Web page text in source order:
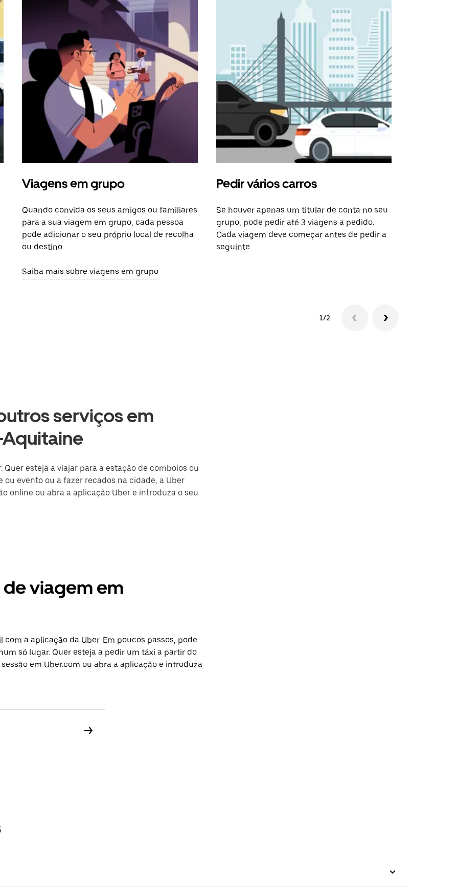
Viagens em grupo
Quando convida os seus amigos ou familiares
para a sua viagem em grupo, cada pessoa
pode adicionar o seu próprio local de recolha
ou destino.
Saiba mais sobre viagens em grupo
Pedir vários carros
Se houver apenas um titular de conta no seu
grupo, pode pedir até 3 viagens a pedido.
Cada viagem deve começar antes de pedir a
seguinte.
1/2
serviços em
esteja a viajar para a estação de comboios ou
evento ou a fazer recados na cidade, a Uber
online ou abra a aplicação Uber e introduza o seu
viagem em
a aplicação da Uber. Em poucos passos, pode
só lugar. Quer esteja a pedir um táxi a partir do
em Uber.com ou abra a aplicação e introduza